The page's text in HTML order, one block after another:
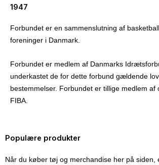
1947
Forbundet er en sammenslutning af
foreninger i Danmark.
Forbundet er medlem af Danmarks
underkastet de for dette forbund gældende
bestemmelser. Forbundet er tillige medlem af
FIBA.
Populære produkter
Når du køber tøj og merchandise her på siden,